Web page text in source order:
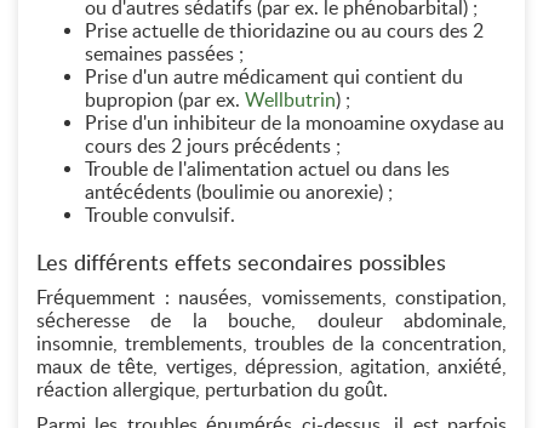
ou d'autres sédatifs (par ex. le phénobarbital) ;
Prise actuelle de thioridazine ou au cours des 2
semaines passées ;
Prise d'un autre médicament qui contient du
bupropion (par ex. Wellbutrin) ;
Prise d'un inhibiteur de la monoamine oxydase au
cours des 2 jours précédents ;
Trouble de l'alimentation actuel ou dans les
antécédents (boulimie ou anorexie) ;
Trouble convulsif.
Les différents effets secondaires possibles
Fréquemment : nausées, vomissements, constipation,
sécheresse de la bouche, douleur abdominale,
insomnie, tremblements, troubles de la concentration,
maux de tête, vertiges, dépression, agitation, anxiété,
réaction allergique, perturbation du goût.